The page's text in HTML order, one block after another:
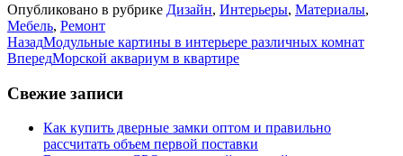
Опубликовано в рубрике Дизайн, Интерьеры, Материалы,
Мебель, Ремонт
НазадМодульные картины в интерьере различных комнат
ВпередМорской аквариум в квартире
Свежие записи
Как купить дверные замки оптом и правильно
рассчитать объем первой поставки